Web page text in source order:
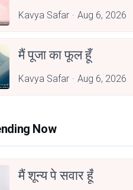
Kavya Safar Aug 6, 2026
मैं पूजा का फूल हूँ
Kavya Safar Aug 6, 2026
Now
मैं शून्य पे सवार हूँ